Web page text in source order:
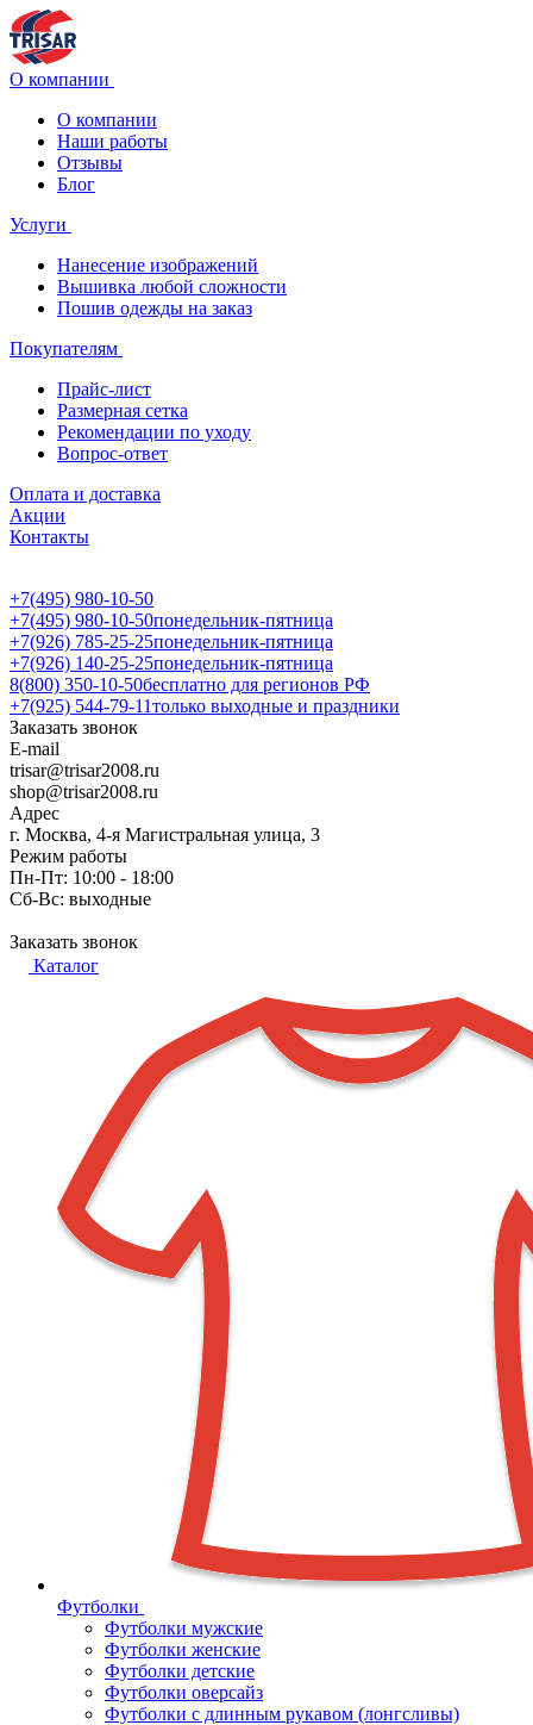
О компании
О компании
Наши работы
Отзывы
Блог
Услуги
Нанесение изображений
Вышивка любой сложности
Пошив одежды на заказ
Покупателям
Прайс-лист
Размерная сетка
Рекомендации по уходу
Вопрос-ответ
Оплата и доставка
Акции
Контакты
+7(495) 980-10-50
+7(495) 980-10-50понедельник-пятница
+7(926) 785-25-25понедельник-пятница
+7(926) 140-25-25понедельник-пятница
8(800) 350-10-50бесплатно для регионов РФ
+7(925) 544-79-11только выходные и праздники
Заказать звонок
E-mail
trisar@trisar2008.ru
shop@trisar2008.ru
Адрес
г. Москва, 4-я Магистральная улица, 3
Режим работы
Пн-Пт: 10:00 - 18:00
Сб-Вс: выходные
Заказать звонок
Каталог
Футболки
Футболки мужские
Футболки женские
Футболки детские
Футболки оверсайз
Футболки с длинным рукавом (лонгсливы)